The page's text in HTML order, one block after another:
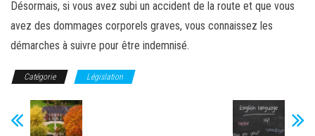
Désormais, si vous avez subi un accident de la route et que vous
avez des dommages corporels graves, vous connaissez les
démarches à suivre pour être indemnisé.
Catégorie Législation